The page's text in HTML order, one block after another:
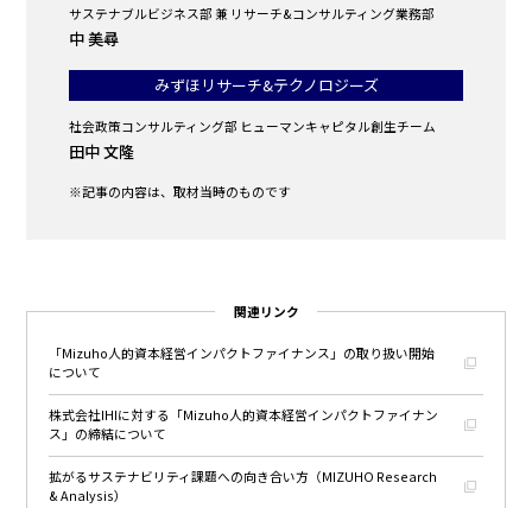
サステナブルビジネス部 兼 リサーチ&コンサルティング業務部
中 美尋
みずほリサーチ&テクノロジーズ
社会政策コンサルティング部 ヒューマンキャピタル創生チーム
田中 文隆
※記事の内容は、取材当時のものです
関連リンク
「Mizuho人的資本経営インパクトファイナンス」の取り扱い開始
について
株式会社IHIに対する「Mizuho人的資本経営インパクトファイナン
ス」の締結について
拡がるサステナビリティ課題への向き合い方（MIZUHO Research
& Analysis）